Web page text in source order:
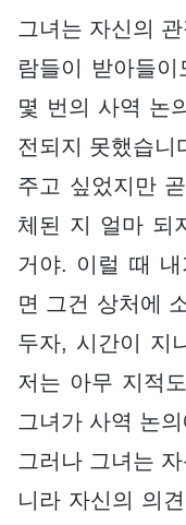
그녀는 자신의
람들이 받아들
몇 번의 사역 논
전되지 못했습니
주고 싶었지만
체된 지 얼마 되
거야. 이럴 때
면 그건 상처에
두자, 시간이 지
저는 아무 지적
그녀가 사역 논
그러나 그녀는
니라 자신의 의